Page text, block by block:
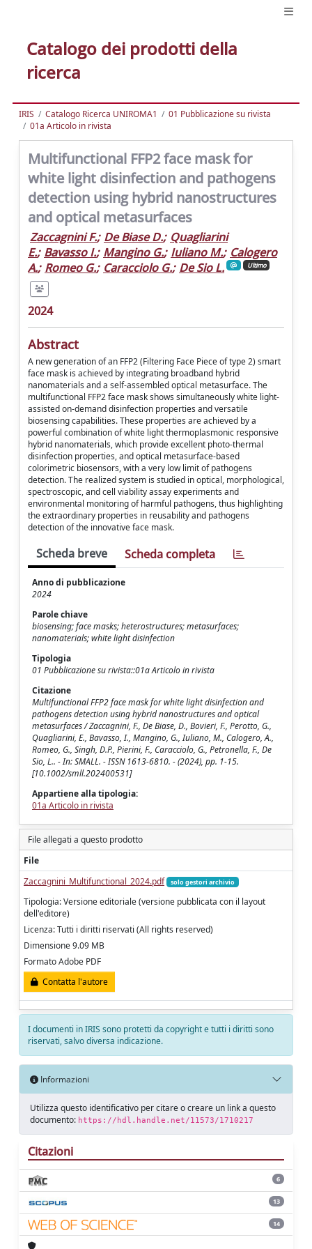
Catalogo dei prodotti della
ricerca
IRIS Catalogo Ricerca UNIROMA1
01 Pubblicazione su rivista
01a Articolo in rivista
Multifunctional FFP2 face mask for
white light disinfection and pathogens
detection using hybrid nanostructures
and optical metasurfaces
Zaccagnini F.; De Biase D.; Quagliarini
E.; Bavasso I.; Mangino G.; Iuliano M.; Calogero
A.; Romeo G.; Caracciolo G.; De Sio L. Ultimo
2024
Abstract
A new generation of an FFP2 (Filtering Face Piece of type 2) smart
face mask is achieved by integrating broadband hybrid
nanomaterials and a self-assembled optical metasurface. The
multifunctional FFP2 face mask shows simultaneously white light-
assisted on-demand disinfection properties and versatile
biosensing capabilities. These properties are achieved by a
powerful combination of white light thermoplasmonic responsive
hybrid nanomaterials, which provide excellent photo-thermal
disinfection properties, and optical metasurface-based
colorimetric biosensors, with a very low limit of pathogens
detection. The realized system is studied in optical, morphological,
spectroscopic, and cell viability assay experiments and
environmental monitoring of harmful pathogens, thus highlighting
the extraordinary properties in reusability and pathogens
detection of the innovative face mask.
Scheda breve Scheda completa
Anno di pubblicazione
2024
Parole chiave
biosensing; face masks; heterostructures; metasurfaces;
nanomaterials; white light disinfection
Tipologia
01 Pubblicazione su rivista::01a Articolo in rivista
Citazione
Multifunctional FFP2 face mask for white light disinfection and
pathogens detection using hybrid nanostructures and optical
metasurfaces / Zaccagnini, F., De Biase, D., Bovieri, F., Perotto, G.,
Quagliarini, E., Bavasso, I., Mangino, G., Iuliano, M., Calogero, A.,
Romeo, G., Singh, D.P., Pierini, F., Caracciolo, G., Petronella, F., De
Sio, L.. - In: SMALL. - ISSN 1613-6810. - (2024), pp. 1-15.
[10.1002/smll.202400531]
Appartiene alla tipologia:
01a Articolo in rivista
File allegati a questo prodotto
File
Zaccagnini_Multifunctional_2024.pdf
solo gestori archivio
Tipologia: Versione editoriale (versione pubblicata con il layout
dell'editore)
Licenza: Tutti i diritti riservati (All rights reserved)
Dimensione 9.09 MB
Formato Adobe PDF
Contatta l'autore
I documenti in IRIS sono protetti da copyright e tutti i diritti sono
riservati, salvo diversa indicazione.
Informazioni
Utilizza questo identificativo per citare o creare un link a questo
documento: https://hdl.handle.net/11573/1710217
Citazioni
6
13
14